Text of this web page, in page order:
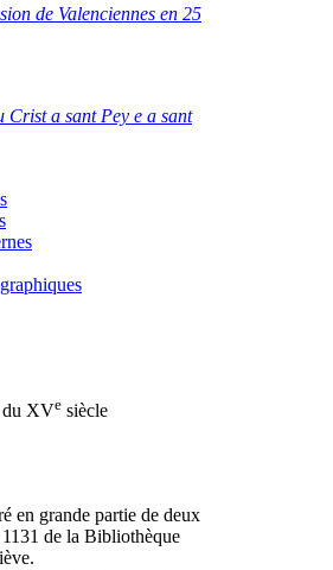
de Valenciennes en 25
Crist a sant Pey e a sant
du XVe siècle
en grande partie de deux
de la Bibliothèque